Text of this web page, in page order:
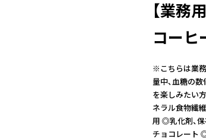
【業務
コーヒ
※こちらは業務
量中、血糖の
を楽しみたい
ネラル食物繊
用 ◎乳化剤、
チョコレート